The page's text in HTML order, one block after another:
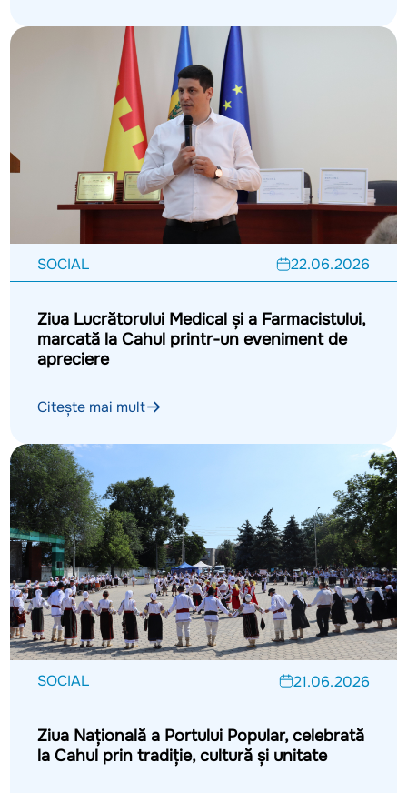
SOCIAL 22.06.2026
Ziua Lucrătorului Medical și a Farmacistului,
marcată la Cahul printr-un eveniment de
apreciere
Citește mai mult
SOCIAL 21.06.2026
Ziua Națională a Portului Popular, celebrată
la Cahul prin tradiție, cultură și unitate